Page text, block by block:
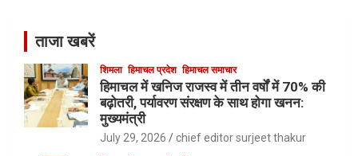
ताजा खबरें
शिमला हिमाचल प्रदेश हिमाचल समाचार
हिमाचल में खनिज राजस्व में तीन वर्षों में 70% की
बढ़ोतरी, पर्यावरण संरक्षण के साथ होगा खनन:
मुख्यमंत्री
July 29, 2026 chief editor surjeet thakur